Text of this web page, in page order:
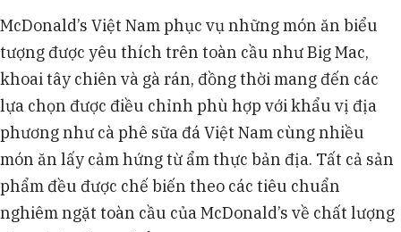
McDonald’s Việt Nam phục vụ những món ăn biểu
tượng được yêu thích trên toàn cầu như Big Mac,
khoai tây chiên và gà rán, đồng thời mang đến các
lựa chọn được điều chỉnh phù hợp với khẩu vị địa
phương như cà phê sữa đá Việt Nam cùng nhiều
món ăn lấy cảm hứng từ ẩm thực bản địa. Tất cả sản
phẩm đều được chế biến theo các tiêu chuẩn
nghiêm ngặt toàn cầu của McDonald’s về chất lượng